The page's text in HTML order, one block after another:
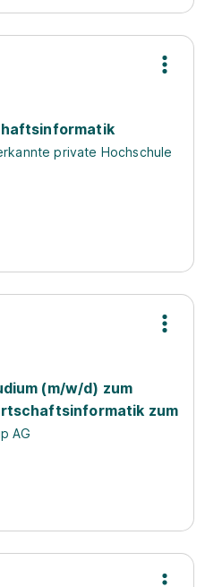
private Hochschule
(m/w/d) zum
zum
AG